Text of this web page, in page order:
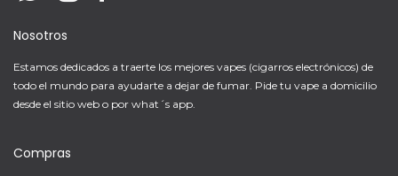
Nosotros
Estamos dedicados a traerte los mejores vapes (cigarros electrónicos) de
todo el mundo para ayudarte a dejar de fumar. Pide tu vape a domicilio
desde el sitio web o por what´s app.
Compras